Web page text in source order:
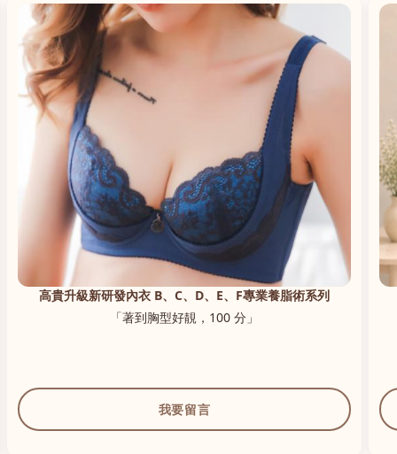
高貴升級新研發內衣 B、C、D、E、F專業養脂術系列
「著到胸型好靚，100 分」
我要留言